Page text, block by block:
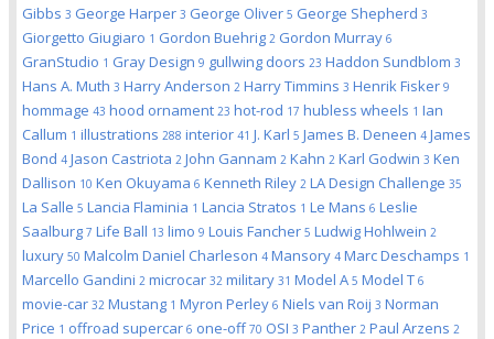
Gibbs 3 George Harper 3 George Oliver 5 George Shepherd 3
Giorgetto Giugiaro 1 Gordon Buehrig 2 Gordon Murray 6
GranStudio 1 Gray Design 9 gullwing doors 23 Haddon Sundblom 3
Hans A. Muth 3 Harry Anderson 2 Harry Timmins 3 Henrik Fisker 9
hommage 43 hood ornament 23 hot-rod 17 hubless wheels 1 Ian
Callum 1 illustrations 288 interior 41 J. Karl 5 James B. Deneen 4 James
Bond 4 Jason Castriota 2 John Gannam 2 Kahn 2 Karl Godwin 3 Ken
Dallison 10 Ken Okuyama 6 Kenneth Riley 2 LA Design Challenge 35
La Salle 5 Lancia Flaminia 1 Lancia Stratos 1 Le Mans 6 Leslie
Saalburg 7 Life Ball 13 limo 9 Louis Fancher 5 Ludwig Hohlwein 2
luxury 50 Malcolm Daniel Charleson 4 Mansory 4 Marc Deschamps 1
Marcello Gandini 2 microcar 32 military 31 Model A 5 Model T 6
movie-car 32 Mustang 1 Myron Perley 6 Niels van Roij 3 Norman
Price 1 offroad supercar 6 one-off70 OSI 3 Panther 2 Paul Arzens 2